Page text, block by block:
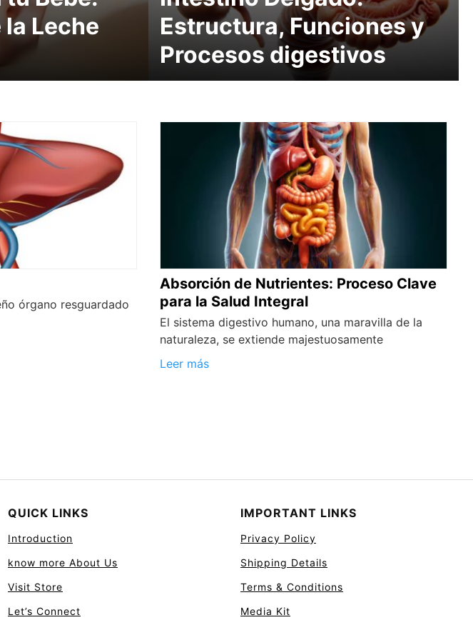
Leche
Estructura, Funciones y
Procesos digestivos
órgano resguardado
Absorción de Nutrientes: Proceso Clave
para la Salud Integral
El sistema digestivo humano, una maravilla de la
naturaleza, se extiende majestuosamente
Leer más
QUICK LINKS
Introduction
know more About Us
Visit Store
Let’s Connect
IMPORTANT LINKS
Privacy Policy
Shipping Details
Terms & Conditions
Media Kit